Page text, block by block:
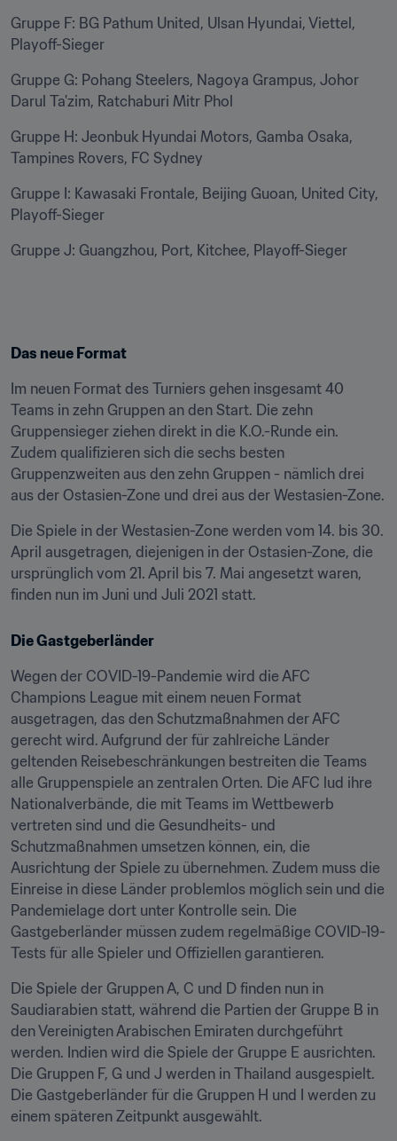
Gruppe F: BG Pathum United, Ulsan Hyundai, Viettel,
Playoff-Sieger
Gruppe G: Pohang Steelers, Nagoya Grampus, Johor
Darul Ta'zim, Ratchaburi Mitr Phol
Gruppe H: Jeonbuk Hyundai Motors, Gamba Osaka,
Tampines Rovers, FC Sydney
Gruppe I: Kawasaki Frontale, Beijing Guoan, United City,
Playoff-Sieger
Gruppe J: Guangzhou, Port, Kitchee, Playoff-Sieger
Das neue Format
Im neuen Format des Turniers gehen insgesamt 40
Teams in zehn Gruppen an den Start. Die zehn
Gruppensieger ziehen direkt in die K.O.-Runde ein.
Zudem qualifizieren sich die sechs besten
Gruppenzweiten aus den zehn Gruppen - nämlich drei
aus der Ostasien-Zone und drei aus der Westasien-Zone.
Die Spiele in der Westasien-Zone werden vom 14. bis 30.
April ausgetragen, diejenigen in der Ostasien-Zone, die
ursprünglich vom 21. April bis 7. Mai angesetzt waren,
finden nun im Juni und Juli 2021 statt.
Die Gastgeberländer
Wegen der COVID-19-Pandemie wird die AFC
Champions League mit einem neuen Format
ausgetragen, das den Schutzmaßnahmen der AFC
gerecht wird. Aufgrund der für zahlreiche Länder
geltenden Reisebeschränkungen bestreiten die Teams
alle Gruppenspiele an zentralen Orten. Die AFC lud ihre
Nationalverbände, die mit Teams im Wettbewerb
vertreten sind und die Gesundheits- und
Schutzmaßnahmen umsetzen können, ein, die
Ausrichtung der Spiele zu übernehmen. Zudem muss die
Einreise in diese Länder problemlos möglich sein und die
Pandemielage dort unter Kontrolle sein. Die
Gastgeberländer müssen zudem regelmäßige COVID-19-
Tests für alle Spieler und Offiziellen garantieren.
Die Spiele der Gruppen A, C und D finden nun in
Saudiarabien statt, während die Partien der Gruppe B in
den Vereinigten Arabischen Emiraten durchgeführt
werden. Indien wird die Spiele der Gruppe E ausrichten.
Die Gruppen F, G und J werden in Thailand ausgespielt.
Die Gastgeberländer für die Gruppen H und I werden zu
einem späteren Zeitpunkt ausgewählt.